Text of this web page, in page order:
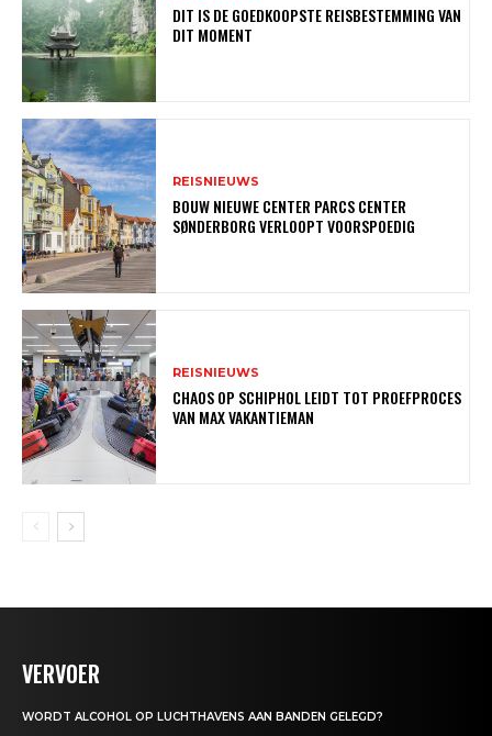
DIT IS DE GOEDKOOPSTE REISBESTEMMING VAN
DIT MOMENT
REISNIEUWS
BOUW NIEUWE CENTER PARCS CENTER
SØNDERBORG VERLOOPT VOORSPOEDIG
REISNIEUWS
CHAOS OP SCHIPHOL LEIDT TOT PROEFPROCES
VAN MAX VAKANTIEMAN
VERVOER
WORDT ALCOHOL OP LUCHTHAVENS AAN BANDEN GELEGD?